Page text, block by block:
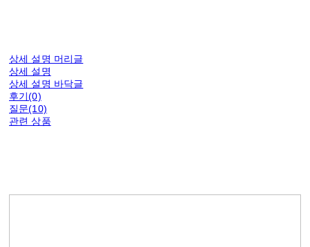
상세 설명 머리글
상세 설명
상세 설명 바닥글
후기(0)
질문(10)
관련 상품